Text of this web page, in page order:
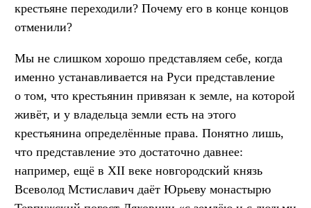
крестьяне переходили? Почему его в конце концов
отменили?
Мы не слишком хорошо представляем себе, когда
именно устанавливается на Руси представление
о том, что крестьянин привязан к земле, на которой
живёт, и у владельца земли есть на этого
крестьянина определённые права. Понятно лишь,
что представление это достаточно давнее:
например, ещё в XII веке новгородский князь
Всеволод Мстиславич даёт Юрьеву монастырю